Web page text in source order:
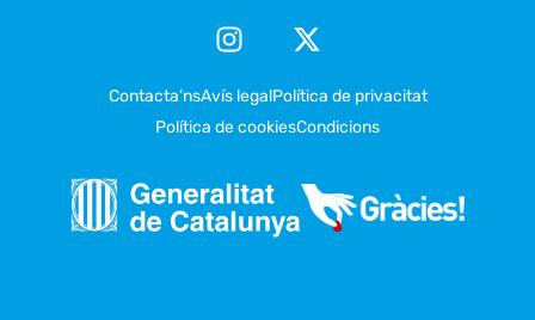
Contacta’nsAvís legalPolítica de privacitat
Política de cookiesCondicions